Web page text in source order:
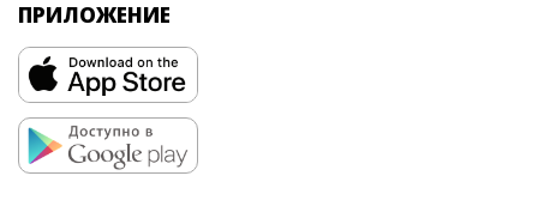
ПРИЛОЖЕНИЕ